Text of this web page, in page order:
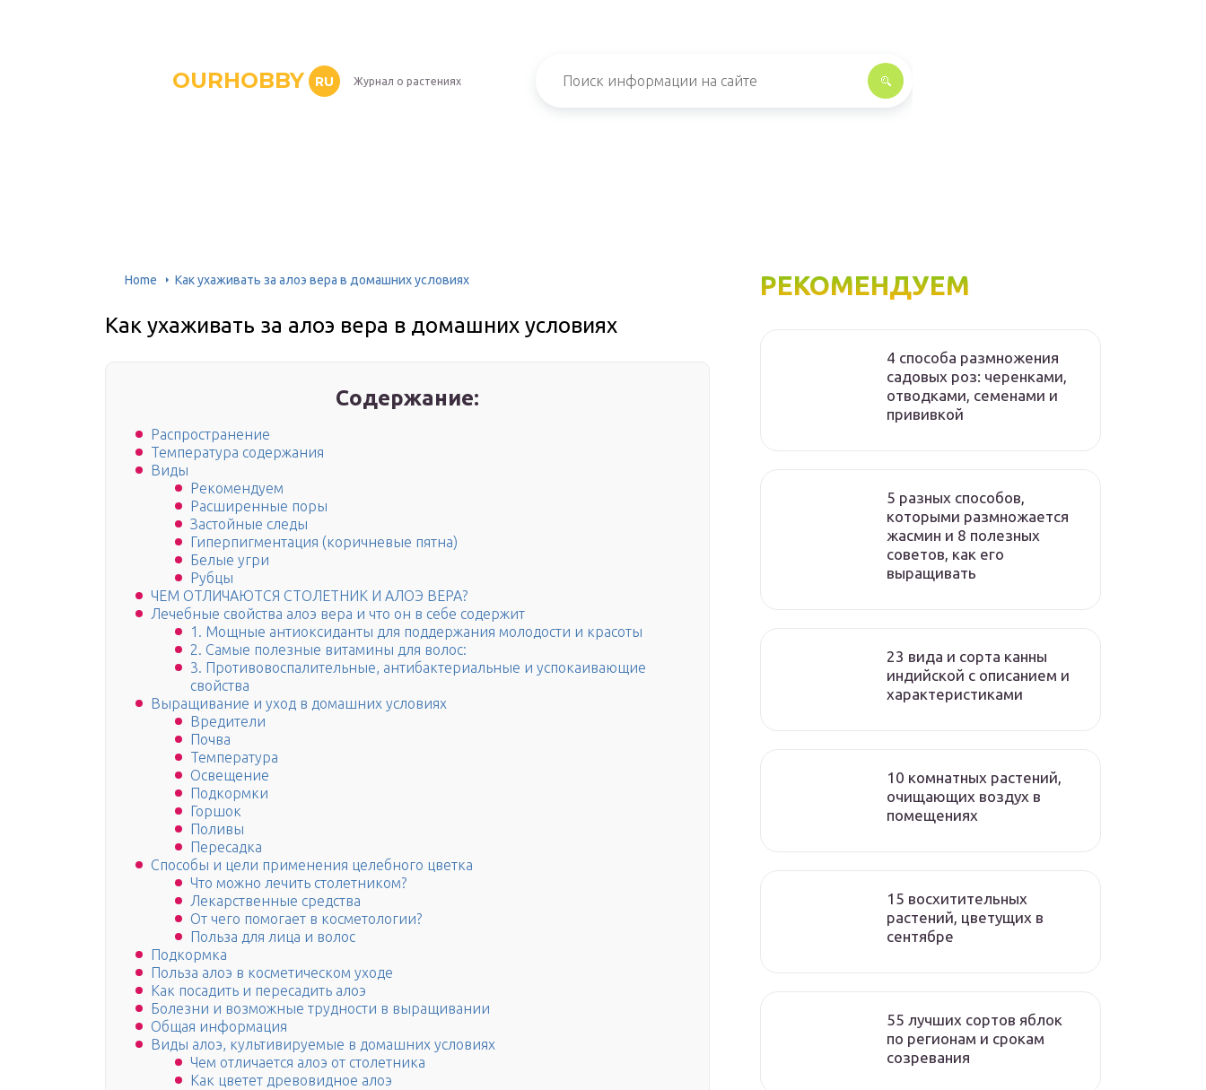
OURHOBBY RU Журнал о растениях
Home Как ухаживать за алоэ вера в домашних условиях
Как ухаживать за алоэ вера в домашних условиях
Содержание:
Распространение
Температура содержания
Виды
Рекомендуем
Расширенные поры
Застойные следы
Гиперпигментация (коричневые пятна)
Белые угри
Рубцы
ЧЕМ ОТЛИЧАЮТСЯ СТОЛЕТНИК И АЛОЭ ВЕРА?
Лечебные свойства алоэ вера и что он в себе содержит
1. Мощные антиоксиданты для поддержания молодости и красоты
2. Самые полезные витамины для волос:
3. Противовоспалительные, антибактериальные и успокаивающие
свойства
Выращивание и уход в домашних условиях
Вредители
Почва
Температура
Освещение
Подкормки
Горшок
Поливы
Пересадка
Способы и цели применения целебного цветка
Что можно лечить столетником?
Лекарственные средства
От чего помогает в косметологии?
Польза для лица и волос
Подкормка
Польза алоэ в косметическом уходе
Как посадить и пересадить алоэ
Болезни и возможные трудности в выращивании
Общая информация
Виды алоэ, культивируемые в домашних условиях
Чем отличается алоэ от столетника
Как цветет древовидное алоэ
РЕКОМЕНДУЕМ
4 способа размножения
садовых роз: черенками,
отводками, семенами и
прививкой
5 разных способов,
которыми размножается
жасмин и 8 полезных
советов, как его
выращивать
23 вида и сорта канны
индийской с описанием и
характеристиками
10 комнатных растений,
очищающих воздух в
помещениях
15 восхитительных
растений, цветущих в
сентябре
55 лучших сортов яблок
по регионам и срокам
созревания